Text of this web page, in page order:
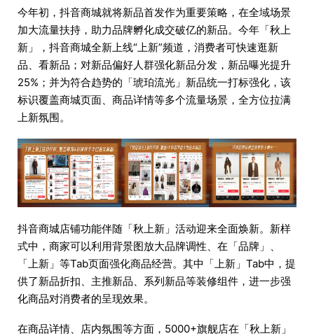
今年初，抖音商城就将新品首发作为重要策略，在全域场景
加大流量扶持，助力品牌孵化成交破亿的新品。今年「秋上
新」，抖音商城全新上线“上新”频道，消费者可快速逛新
品、看新品；对新品偏好人群强化新品分发，新品曝光提升
25%；并为符合趋势的「琥珀流光」新品统一打标强化，该
标识覆盖商城页面、商品详情等多个流量场景，全方位拉满
上新氛围。
抖音商城店铺功能伴随「秋上新」活动迎来全面焕新。新样
式中，商家可以利用背景图放大品牌调性、在「品牌」、
「上新」等Tab页面强化商品经营。其中「上新」Tab中，提
供了新品折扣、主推新品、系列新品等装修组件，进一步强
化商品对消费者的呈现效果。
在商品详情、店内氛围等方面，5000+旗舰店在「秋上新」